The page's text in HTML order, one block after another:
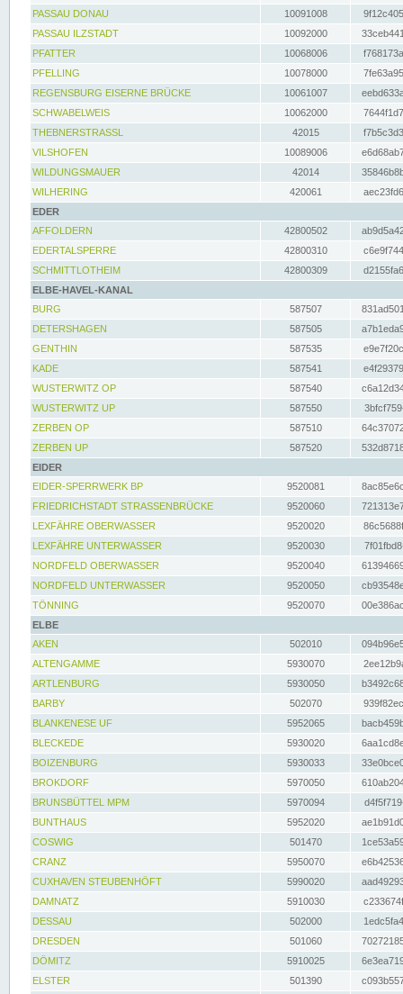
PASSAU DONAU
10091008
PASSAU ILZSTADT
10092000
PFATTER
10068006
PFELLING
10078000
REGENSBURG EISERNE BRÜCKE
10061007
SCHWABELWEIS
10062000
THEBNERSTRASSL
42015
VILSHOFEN
10089006
WILDUNGSMAUER
42014
WILHERING
420061
EDER
AFFOLDERN
42800502
EDERTALSPERRE
42800310
SCHMITTLOTHEIM
42800309
ELBE-HAVEL-KANAL
BURG
587507
DETERSHAGEN
587505
GENTHIN
587535
KADE
587541
WUSTERWITZ OP
587540
WUSTERWITZ UP
587550
ZERBEN OP
587510
ZERBEN UP
587520
EIDER
EIDER-SPERRWERK BP
9520081
FRIEDRICHSTADT STRASSENBRÜCKE
9520060
LEXFÄHRE OBERWASSER
9520020
LEXFÄHRE UNTERWASSER
9520030
NORDFELD OBERWASSER
9520040
NORDFELD UNTERWASSER
9520050
TÖNNING
9520070
ELBE
AKEN
502010
ALTENGAMME
5930070
ARTLENBURG
5930050
BARBY
502070
BLANKENESE UF
5952065
BLECKEDE
5930020
BOIZENBURG
5930033
BROKDORF
5970050
BRUNSBÜTTEL MPM
5970094
BUNTHAUS
5952020
COSWIG
501470
CRANZ
5950070
CUXHAVEN STEUBENHÖFT
5990020
DAMNATZ
5910030
DESSAU
502000
DRESDEN
501060
DÖMITZ
5910025
ELSTER
501390